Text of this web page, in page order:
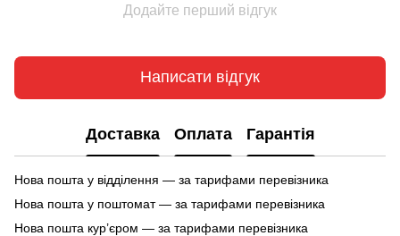
Додайте перший відгук
Написати відгук
Доставка Оплата Гарантія
Нова пошта у відділення — за тарифами перевізника
Нова пошта у поштомат — за тарифами перевізника
Нова пошта кур’єром — за тарифами перевізника